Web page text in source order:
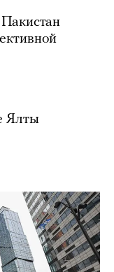
Ялты